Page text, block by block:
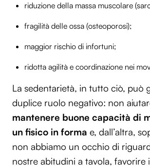
riduzione della massa muscolare
fragilità delle ossa (osteoporosi);
maggior rischio di infortuni;
ridotta agilità e coordinazione nei
La sedentarietà, in tutto ciò, può
duplice ruolo negativo: non
mantenere buone capacità di
un fisico in forma e, dall’altra,
non abbiamo un occhio di
nostre abitudini a tavola, favorire